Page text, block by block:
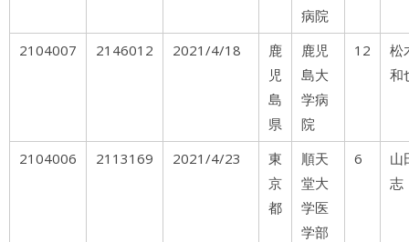
病院
2104007 2146012 2021/4/18
鹿
児
島
県
鹿児
島大
学病
院
12
松
和
2104006 2113169 2021/4/23
東
京
都
順天
堂大
学医
学部
6
山
志